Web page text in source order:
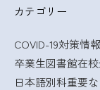
カテゴリー
COVID-19対策情報
卒業生図書館在
日本語別科重要